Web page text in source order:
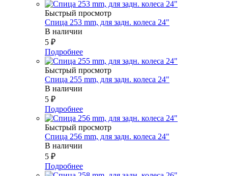
Быстрый просмотр
Спица 253 mm, для задн. колеса 24"
В наличии
5 ₽
Подробнее
Быстрый просмотр
Спица 255 mm, для задн. колеса 24"
В наличии
5 ₽
Подробнее
Быстрый просмотр
Спица 256 mm, для задн. колеса 24"
В наличии
5 ₽
Подробнее